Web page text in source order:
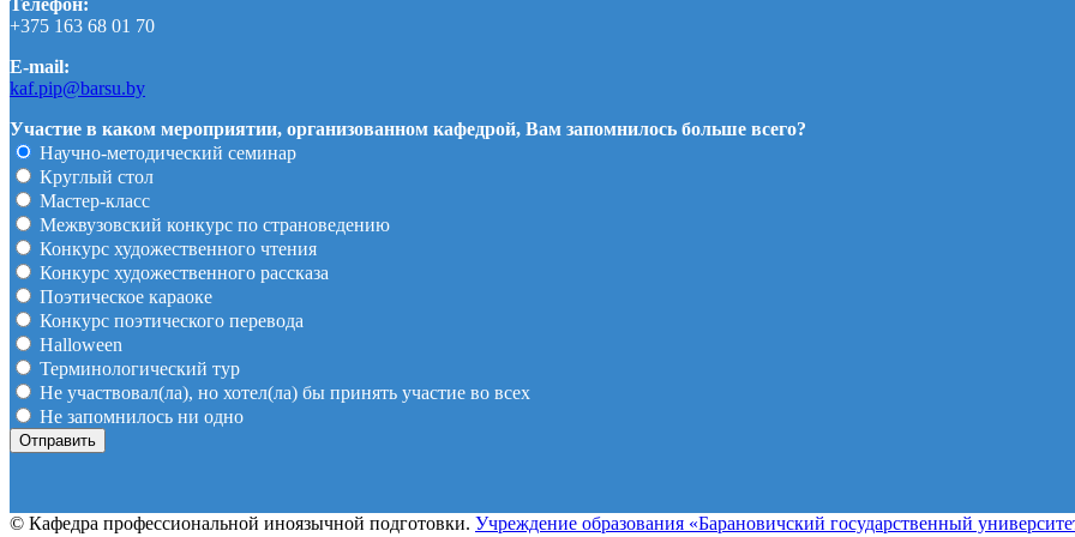
Телефон:
+375 163 68 01 70
E-mail:
kaf.pip@barsu.by
Участие в каком мероприятии, организованном кафедрой, Вам запомнилось больше всего?
Научно-методический семинар
Круглый стол
Мастер-класс
Межвузовский конкурс по страноведению
Конкурс художественного чтения
Конкурс художественного рассказа
Поэтическое караоке
Конкурс поэтического перевода
Halloween
Терминологический тур
Не участвовал(ла), но хотел(ла) бы принять участие во всех
Не запомнилось ни одно
© Кафедра профессиональной иноязычной подготовки. Учреждение образования «Барановичский государственный